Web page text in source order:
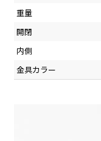
重量
開閉
内側
金具カラー